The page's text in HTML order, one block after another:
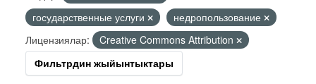
государственные услуги
недропользование
Лицензиялар:
Creative Commons Attribution
Фильтрдин жыйынтыктары